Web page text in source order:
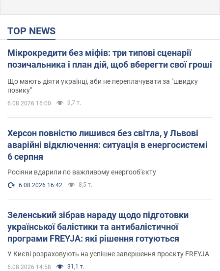
TOP NEWS
Мікрокредити без міфів: три типові сценарії
позичальника і план дій, щоб вберегти свої гроші
Що мають діяти українці, аби не переплачувати за "швидку
позику"
6.08.2026 16:00 9,7 т.
Херсон повністю лишився без світла, у Львові
аварійні відключення: ситуація в енергосистемі
6 серпня
Росіяни вдарили по важливому енергооб'єкту
6.08.2026 16:42 8,5 т.
Зеленський зібрав нараду щодо підготовки
української балістики та антибалістичної
програми FREYJA: які рішення готуються
У Києві розраховують на успішне завершення проєкту FREYJA
6.08.2026 14:58 31,1 т.